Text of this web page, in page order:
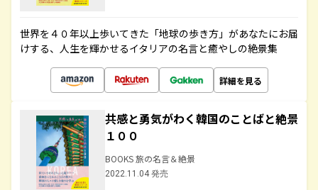
世界を４０年以上歩いてきた「地球の歩き方」があなたにお届
けする、人生を輝かせるイタリアの名言と癒やしの絶景集
詳細を見る
共感と勇気がわく韓国のことばと絶景
１００
BOOKS 旅の名言＆絶景
2022.11.04 発売